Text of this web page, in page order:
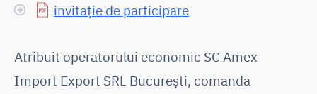
invitație de participare
Atribuit operatorului economic SC Amex
Import Export SRL București, comanda